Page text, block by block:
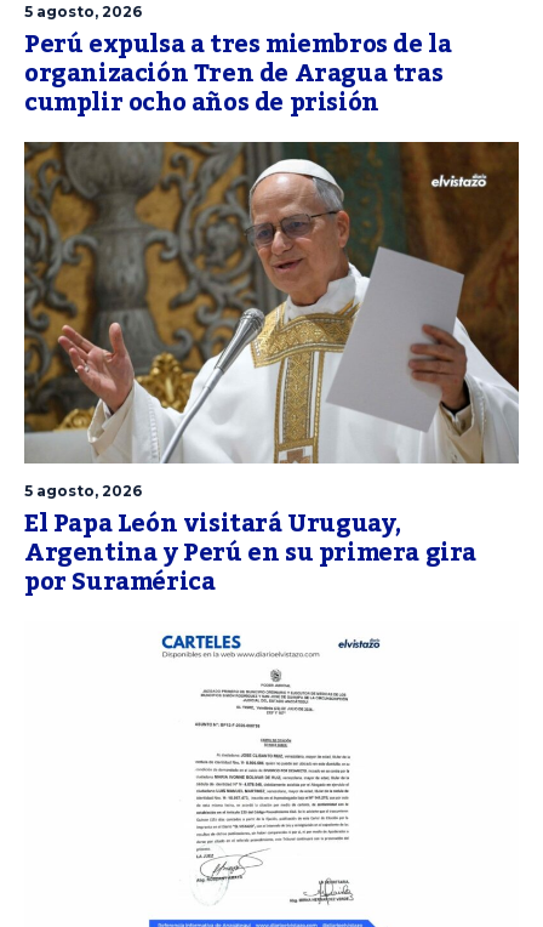
5 agosto, 2026
Perú expulsa a tres miembros de la
organización Tren de Aragua tras
cumplir ocho años de prisión
5 agosto, 2026
El Papa León visitará Uruguay,
Argentina y Perú en su primera gira
por Suramérica